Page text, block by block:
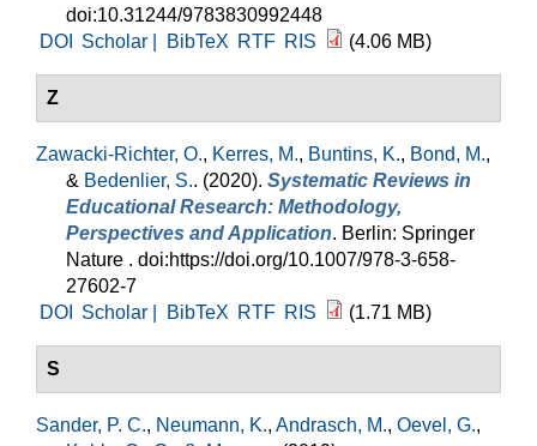
doi:10.31244/9783830992448
DOI
Scholar | BibTeX RTF RIS (4.06 MB)
Z
Zawacki-Richter, O., Kerres, M., Buntins, K., Bond, M.,
& Bedenlier, S.. (2020). Systematic Reviews in
Educational Research: Methodology,
Perspectives and Application. Berlin: Springer
Nature . doi:https://doi.org/10.1007/978-3-658-
27602-7
DOI
Scholar | BibTeX RTF RIS (1.71 MB)
S
Sander, P. C., Neumann, K., Andrasch, M., Oevel, G.,